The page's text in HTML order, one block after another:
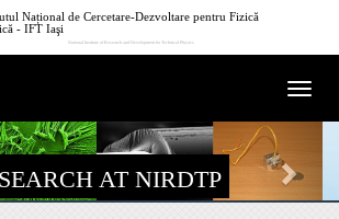
Național de Cercetare-Dezvoltare pentru Fizică
- IFT Iaşi
National Institute of Research and Development for Technical Physics
AT NIRDTP